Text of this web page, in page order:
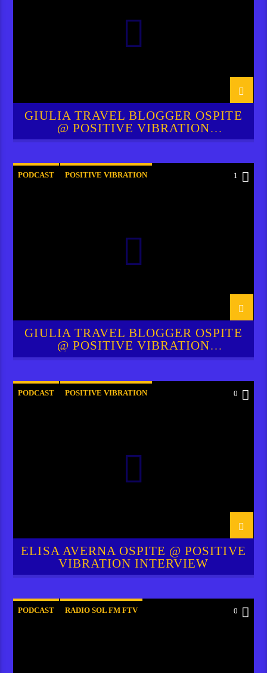
GIULIA TRAVEL BLOGGER OSPITE
@ POSITIVE VIBRATION
INTERVIEW
PODCAST POSITIVE VIBRATION 1
GIULIA TRAVEL BLOGGER OSPITE
@ POSITIVE VIBRATION
INTERVIEW
PODCAST POSITIVE VIBRATION 0
ELISA AVERNA OSPITE @ POSITIVE
VIBRATION INTERVIEW
PODCAST RADIO SOL FM FTV 0